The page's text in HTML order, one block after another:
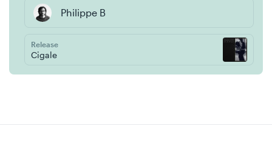
Philippe B
Release
Cigale